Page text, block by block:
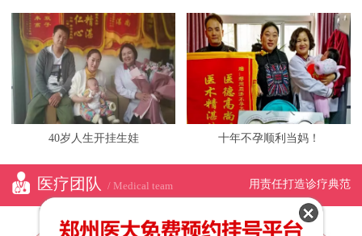
40岁人生开挂生娃 十年不孕顺利当妈！
医疗团队 / Medical team 用责任打造诊疗典范